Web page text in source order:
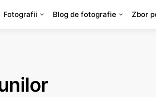
Fotografii Blog de fotografie Zbor